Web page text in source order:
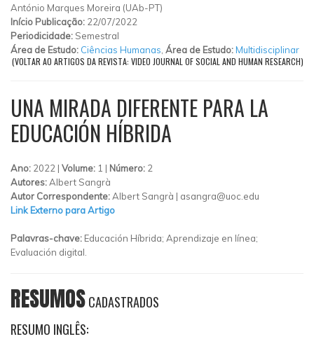
António Marques Moreira (UAb-PT)
Início Publicação: 22/07/2022
Periodicidade: Semestral
Área de Estudo: Ciências Humanas Área de Estudo:Multidisciplinar
(VOLTAR AO ARTIGOS DA REVISTA: VIDEO JOURNAL OF SOCIAL AND HUMAN RESEARCH)
UNA MIRADA DIFERENTE PARA LA
EDUCACIÓN HÍBRIDA
Ano: 2022 | Volume: 1 | Número: 2
Autores:Albert Sangrà
Autor Correspondente:Albert Sangrà | asangra@uoc.edu
Link Externo para Artigo
Palavras-chave: Educación Híbrida; Aprendizaje en línea;
Evaluación digital.
RESUMOSCADASTRADOS
RESUMO INGLÊS: